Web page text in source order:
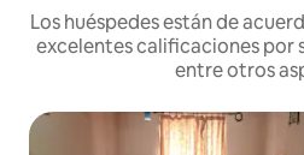
Los huéspedes están de
excelentes calificaciones por
entre otros